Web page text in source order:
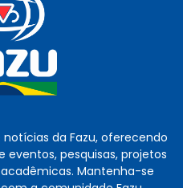
notícias da Fazu, oferecendo
pesquisas, projetos
Mantenha-se